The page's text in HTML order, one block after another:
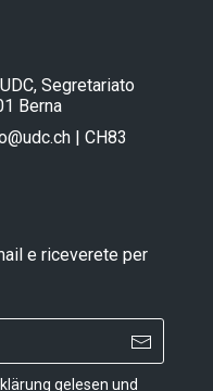
Segretariato
Berna
| CH83
e riceverete per
gelesen und